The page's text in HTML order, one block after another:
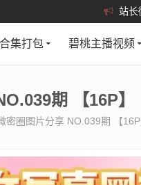
站长
集打包 碧桃主播视频
期 【16P】
密圈图片分享 NO.039期 【16P